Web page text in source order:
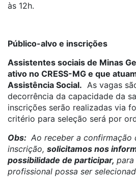
às 12h.
Público-alvo e inscrições
Assistentes sociais de Minas
ativo no CRESS-MG e que
Assistência Social. As vagas
decorrência da capacidade da
inscrições serão realizadas via
critério para seleção será por
Obs: Ao receber a confirmação
inscrição, solicitamos nos
possibilidade de participar,
profissional possa ser